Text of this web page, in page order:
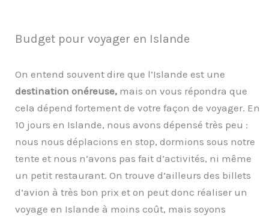
Budget pour voyager en Islande
On entend souvent dire que l’Islande est une
destination onéreuse, mais on vous répondra que
cela dépend fortement de votre façon de voyager. En
10 jours en Islande, nous avons dépensé très peu :
nous nous déplacions en stop, dormions sous notre
tente et nous n’avons pas fait d’activités, ni même
un petit restaurant. On trouve d’ailleurs des billets
d’avion à très bon prix et on peut donc réaliser un
voyage en Islande à moins coût, mais soyons